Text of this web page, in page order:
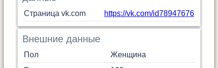
Страница vk.com https://vk.com/id78947676
Внешние данные
Пол
Женщина